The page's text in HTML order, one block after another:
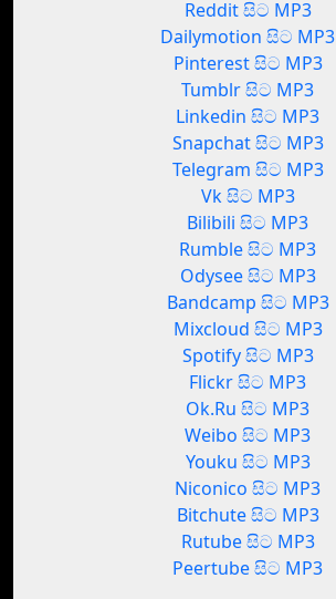
Reddit සිට MP3
Dailymotion සිට MP3
Pinterest සිට MP3
Tumblr සිට MP3
Linkedin සිට MP3
Snapchat සිට MP3
Telegram සිට MP3
Vk සිට MP3
Bilibili සිට MP3
Rumble සිට MP3
Odysee සිට MP3
Bandcamp සිට MP3
Mixcloud සිට MP3
Spotify සිට MP3
Flickr සිට MP3
Ok.Ru සිට MP3
Weibo සිට MP3
Youku සිට MP3
Niconico සිට MP3
Bitchute සිට MP3
Rutube සිට MP3
Peertube සිට MP3